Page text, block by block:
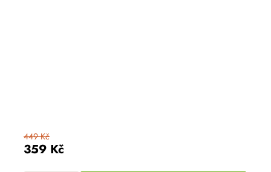
359 Kč
449 Kč